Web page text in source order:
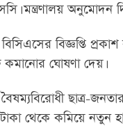
মন্ত্রণালয় অনুমোদন
বিজ্ঞপ্তি
ঘোষণা দেয়।
ছাত্র-
থেকে কমিয়ে নতুন